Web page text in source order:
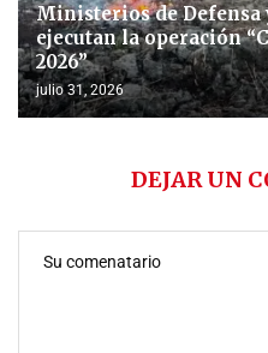
Ministerios de Defensa
ejecutan la operación
2026”
julio 31, 2026
DEJAR UN